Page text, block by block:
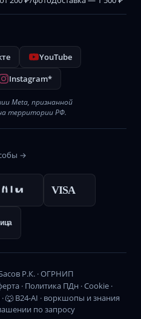
YouTube
Instagram*
Meta, признанной
территории РФ.
→
VISA
Р.К. · ОГРНИП
· Политика ПДн ·Cookie ·
·🐺 B24-AI · воркшопы и знания
по запросу